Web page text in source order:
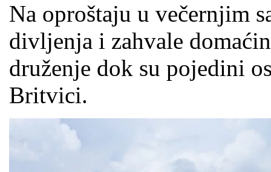
Na oproštaju u večernjim
divljenja i zahvale
druženje dok su pojedini
Britvici.